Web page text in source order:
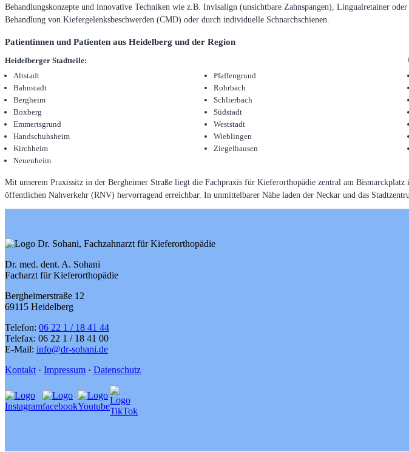
Behandlungskonzepte und innovative Techniken wie z.B. Invisalign (unsichtbare Zahnspangen), Lingualretainer
Behandlung von Kiefergelenksbeschwerden (CMD) oder durch individuelle Schnarchschienen.
Patientinnen und Patienten aus Heidelberg und der Region
Heidelberger Stadtteile:
Altstadt
Bahnstadt
Bergheim
Boxberg
Emmertsgrund
Handschuhsheim
Kirchheim
Neuenheim
Pfaffengrund
Rohrbach
Schlierbach
Südstadt
Weststadt
Wieblingen
Ziegelhausen
Mit unserem Praxissitz in der Bergheimer Straße liegt die Fachpraxis für Kieferorthopädie zentral am
öffentlichen Nahverkehr (RNV) hervorragend erreichbar. In unmittelbarer Nähe laden der Neckar und das
Dr. med. dent. A. Sohani
Facharzt für Kieferorthopädie
Bergheimerstraße 12
69115 Heidelberg
Telefon: 06 22 1 / 18 41 44
Telefax: 06 22 1 / 18 41 00
E-Mail: info@dr-sohani.de
Kontakt · Impressum · Datenschutz